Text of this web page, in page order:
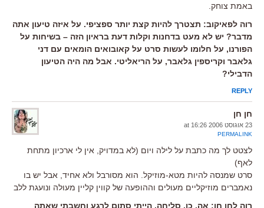
באמת צוחק.
רוה לפאיקוב: תצטרך להיות קצת יותר ספציפי. על איזה טיעון אתה
מדבר? יש לא מעט בדחנות וקלות דעת בראיון הזה – בשיחות על
הפורנו, על חלומו לעשות סרט על קאובואים הומאים עם דני
גלאבר וקריספין גלאבר, על הריאליטי. אבל מה היה הטיעון
הדבילי?
REPLY
חן חן
23 אוגוסט 2006 at 16:26
PERMALINK
לצטט לך מה כתבת על לילה ויום (לא במדויק, אין לי ארכיון מתחת
לאף)
סרט שמנסה להיות מטא-מוזיקל. הוא מסורבל ולא אחיד, אבל יש בו
נאמברים מוזיקליים מעולים וההופעה של קווין קליין מעולה ונועגת ללב
רוה לחן חן: אה, כן. סליחה, הייתי סתום לרגע וחשבתי שאתה